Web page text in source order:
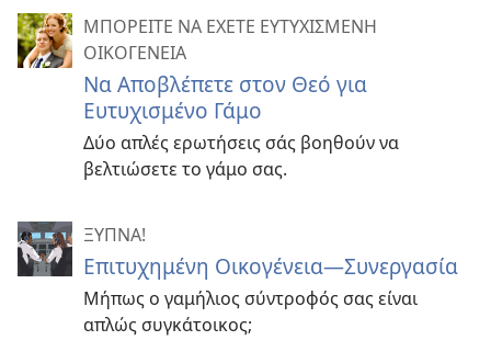
ΜΠΟΡΕΙΤΕ ΝΑ ΕΧΕΤΕ ΕΥΤΥΧΙΣΜΕΝΗ
ΟΙΚΟΓΕΝΕΙΑ
Να Αποβλέπετε στον Θεό για
Ευτυχισμένο Γάμο
Δύο απλές ερωτήσεις σάς βοηθούν να
βελτιώσετε το γάμο σας.
ΞΥΠΝΑ!
Επιτυχημένη Οικογένεια—Συνεργασία
Μήπως ο γαμήλιος σύντροφός σας είναι
απλώς συγκάτοικος;